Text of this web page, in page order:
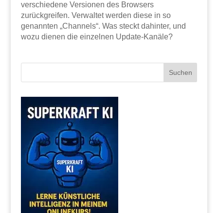
verschiedene Versionen des Browsers
zurückgreifen. Verwaltet werden diese in so
genannten „Channels“. Was steckt dahinter, und
wozu dienen die einzelnen Update-Kanäle?